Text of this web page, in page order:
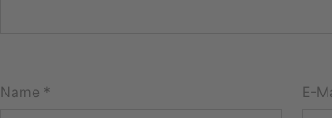
Name * E-